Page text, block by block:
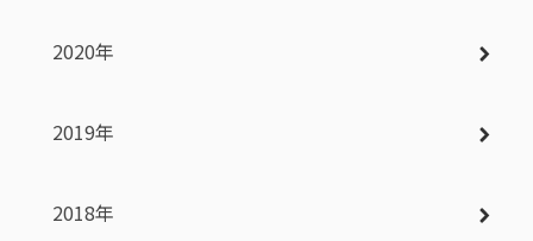
2020年
2019年
2018年